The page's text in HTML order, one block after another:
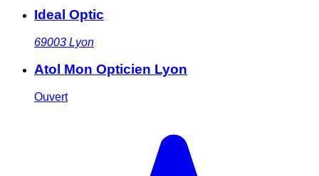
Ideal Optic
69003 Lyon
Atol Mon Opticien Lyon
Ouvert